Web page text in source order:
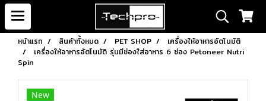
หน้าแรก สินค้าทั้งหมด PET SHOP
เครื่องให้อาหารอัตโนมัติ
เครื่องให้อาหารอัตโนมัติ รุ่นมีช่องใส่อาหาร 6 ช่อง Petoneer Nutri
Spin
New